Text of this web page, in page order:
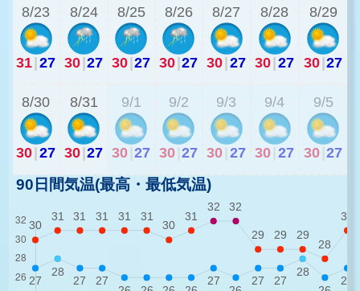
8/23
31|27
8/24
30|27
8/25
30|27
8/26
30|27
8/27
30|27
8/28
30|27
8/29
30|27
8/30
30|27
8/31
30|27
9/1
30 27
9/2
30 27
9/3
30 27
9/4
30 27
9/5
30 27
90日間気温(最高・最低気温)